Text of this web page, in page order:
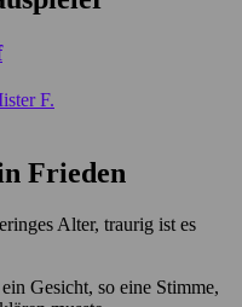
F.
Frieden
Alter, traurig ist es
Gesicht, so eine Stimme,